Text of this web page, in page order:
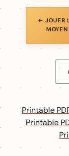
← JOUER
Printable
Printable